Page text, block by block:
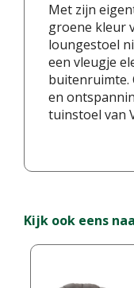
Met zijn
groene kleur
loungestoel
een vleugje
buitenruimte.
en
tuinstoel van
Kijk ook eens